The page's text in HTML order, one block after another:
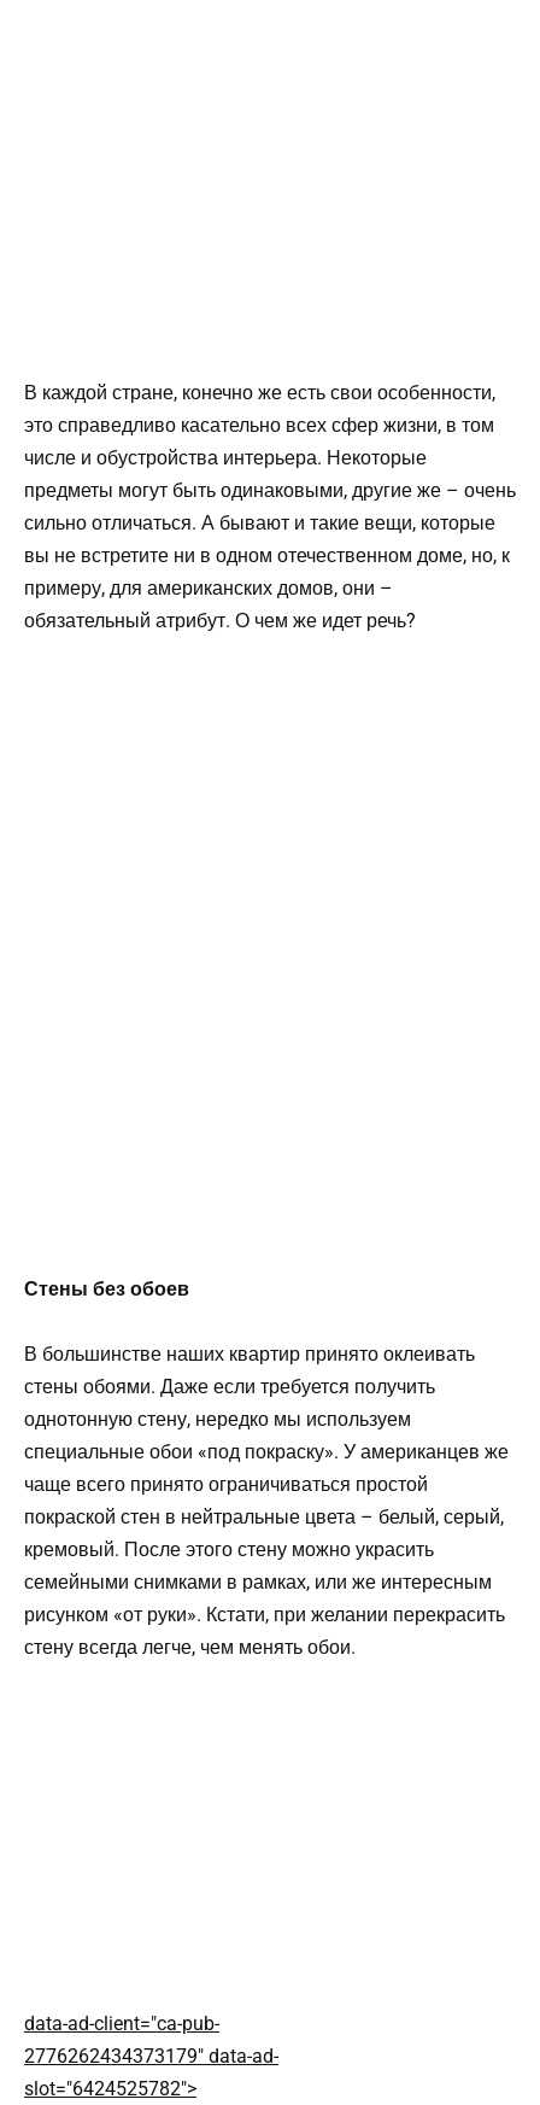
В каждой стране, конечно же есть свои особенности,
это справедливо касательно всех сфер жизни, в том
числе и обустройства интерьера. Некоторые
предметы могут быть одинаковыми, другие же – очень
сильно отличаться. А бывают и такие вещи, которые
вы не встретите ни в одном отечественном доме, но, к
примеру, для американских домов, они –
обязательный атрибут. О чем же идет речь?
Стены без обоев
В большинстве наших квартир принято оклеивать
стены обоями. Даже если требуется получить
однотонную стену, нередко мы используем
специальные обои «под покраску». У американцев же
чаще всего принято ограничиваться простой
покраской стен в нейтральные цвета – белый, серый,
кремовый. После этого стену можно украсить
семейными снимками в рамках, или же интересным
рисунком «от руки». Кстати, при желании перекрасить
стену всегда легче, чем менять обои.
data-ad-client="ca-pub-
2776262434373179" data-ad-
slot="6424525782">